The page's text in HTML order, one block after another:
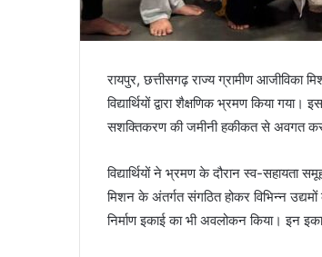
रायपुर, छत्तीसगढ़ राज्य ग्रामीण आजीविका
विद्यार्थियों द्वारा शैक्षणिक भ्रमण किया गया।
सशक्तिकरण की जमीनी हकीकत से अवगत
विद्यार्थियों ने भ्रमण के दौरान स्व-सहायता
मिशन के अंतर्गत संगठित होकर विभिन्न
निर्माण इकाई का भी अवलोकन किया। इन